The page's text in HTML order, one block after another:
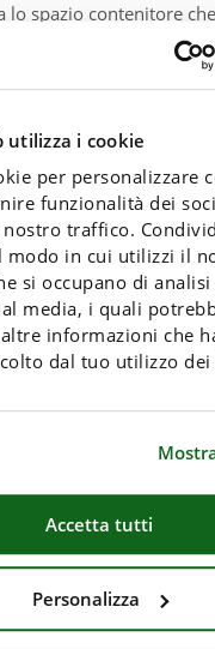
utilizza i cookie
per personalizzare
funzionalità dei
nostro traffico.
modo in cui utilizzi il
si occupano di
media, i quali
informazioni che
dal tuo utilizzo
Accetta tutti
Personalizza
lo spazio contenitore
altrove. È una
, dove
di stagione.
in legno
sul mercato sono in
sono un'altra cosa:
lamellare , con le parti
più ecologica e
, nelle dimensioni e
grezzo o in oltre 20